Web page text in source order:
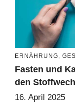
ERNÄHRUNG,
Fasten und
den
16. April 2025